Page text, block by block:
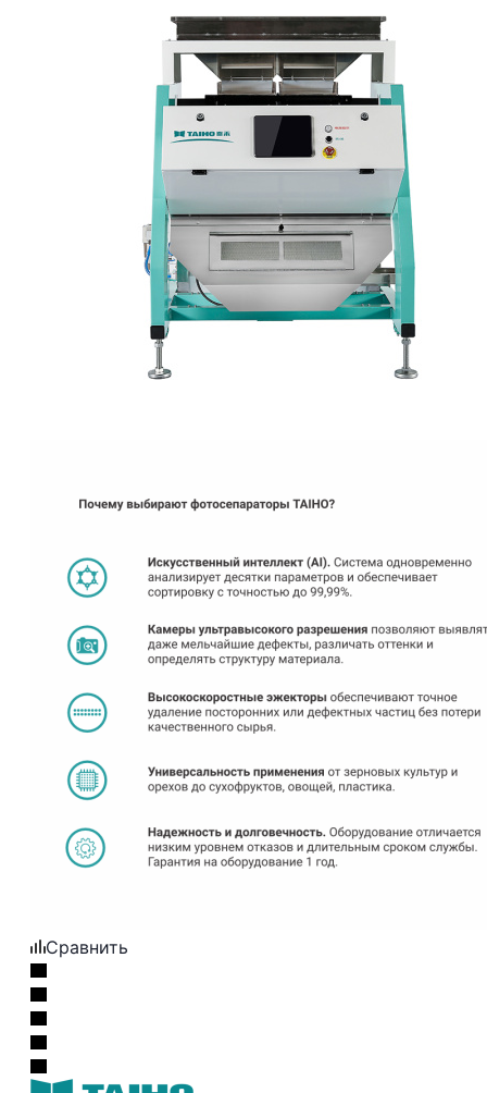
Сравнить